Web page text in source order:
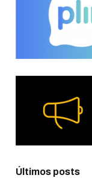
Últimos posts